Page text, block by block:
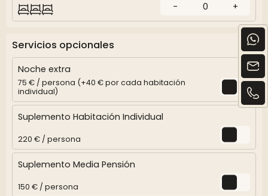
-
0 +
Servicios opcionales
Noche extra
75 € / persona (+40 € por cada habitación
individual)
Suplemento Habitación Individual
220 € / persona
Suplemento Media Pensión
150 € / persona